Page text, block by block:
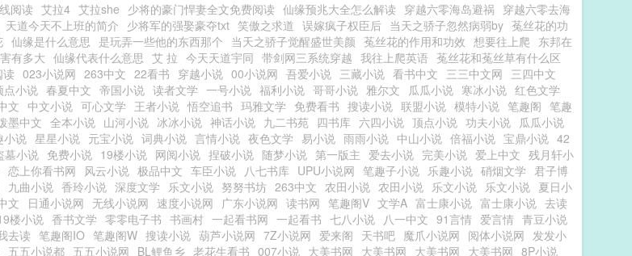
阅读 艾拉4 艾拉she 少将的豪门悍妻全文免费阅读 仙缘预兆大全怎么解读 穿越六零海岛避祸 穿越六零去海
天道今天不上班的简介 少将军的强娶豪夺txt 笑傲之求道 误嫁疯子权臣后 当天之骄子忽然病弱by 菟丝花的功
仙缘是什么意思 是玩弄一些他的东西那个 当天之骄子觉醒盛世美颜 菟丝花的作用和功效 想要往上爬 东邦在
有多大 仙缘代表什么意思 艾 拉 今天天道宇同 带剑网三系统穿越 我往上爬英语 菟丝花和菟丝草有什么区
023小说网 263中文 22看书 穿越小说 00小说网 吾爱小说 三藏小说 看书中文 三三中文网 三四中文
点小说 春夏中文 帝国小说 读者文学 一号小说 福利小说 哥哥小说 雅尔文 瓜瓜小说 寒冰小说 红色文学
文 中文小说 可心文学 王者小说 悟空追书 玛雅文学 免费看书 搜读小说 联盟小说 模特小说 笔趣阁 笔趣
墨中文 全本小说 山河小说 冰冰小说 神话小说 九二书苑 四书库 六四小说 顶点小说 功夫小说 瓜瓜小说
小说 星星小说 元宝小说 词典小说 言情小说 夜色文学 易小说 雨雨小说 中山小说 倍福小说 宝鼎小说 42
墓小说 免费小说 19楼小说 网阅小说 捏破小说 随梦小说 第一版主 爱去小说 完美小说 爱上中文 残月轩小
恋上你看书网 风云小说 极品中文 车臣小说 八七书库 UPU小说网 笔趣子小说 乐趣小说 硝烟文学 君子博
九曲小说 香玲小说 深度文学 乐文小说 努努书坊 263中文 农田小说 农田小说 乐文小说 乐文小说 夏日小
文 日通小说网 无线小说网 速度小说网 广东小说网 读书网 笔趣阁V 文学A 富士康小说 富士康小说 去读
楼小说 香书文学 零零电子书 书画村 一起看书网 一起看书 七八小说 八一中文 91言情 爱言情 青豆小说
去读 笔趣阁IO 笔趣阁W 搜读小说 葫芦小说网 7Z小说网 爱来阁 天书吧 魔爪小说网 阅体小说网 发发小
五五小说都 五五小说网 BL鲤鱼乡 老花生看书 007小说 大美书网 大美书网 大美书网 大美书网 8P小说